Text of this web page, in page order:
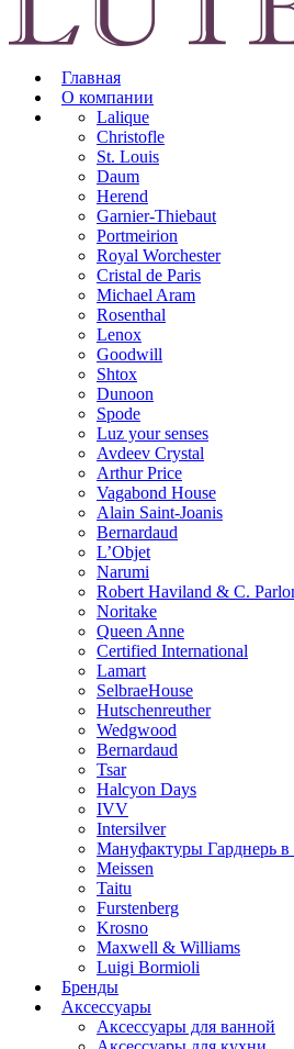
Главная
О компании
Lalique
Christofle
St. Louis
Daum
Herend
Garnier-Thiebaut
Portmeirion
Royal Worchester
Cristal de Paris
Michael Aram
Rosenthal
Lenox
Goodwill
Shtox
Dunoon
Spode
Luz your senses
Avdeev Crystal
Arthur Price
Vagabond House
Alain Saint-Joanis
Bernardaud
L’Objet
Narumi
Robert Haviland & C.
Noritakе
Queen Anne
Certified International
Lamart
SelbraeHouse
Hutschenreuther
Wedgwood
Bernardaud
Tsar
Halcyon Days
IVV
Intersilver
Мануфактуры Гарднерь в
Meissen
Taitu
Furstenberg
Krosno
Maxwell & Williams
Luigi Bormioli
Бренды
Аксессуары
Аксессуары для ванной